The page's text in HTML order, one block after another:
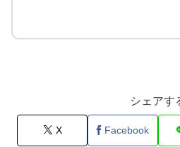
シェアす
X Facebook